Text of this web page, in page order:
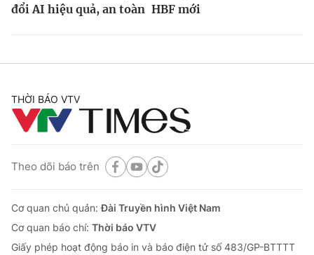
đổi AI hiệu quả, an toàn HBF mới
THỜI BÁO VTV
Theo dõi báo trên
Cơ quan chủ quản:Đài Truyền hình Việt Nam
Cơ quan báo chí: Thời báo VTV
Giấy phép hoạt động báo in và báo điện tử số 483/GP-BTTTT